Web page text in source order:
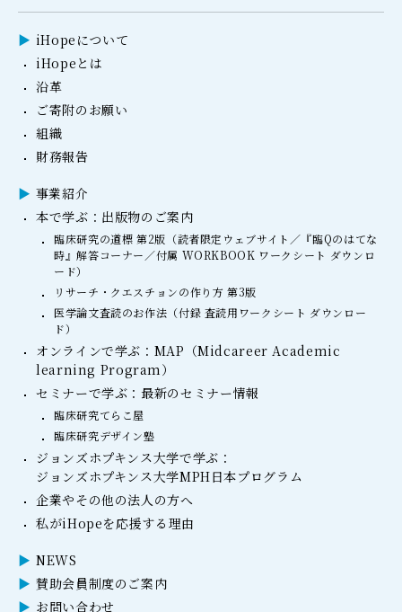
iHopeについて
iHopeとは
沿革
ご寄附のお願い
組織
財務報告
事業紹介
本で学ぶ：出版物のご案内
臨床研究の道標 第2版（読者限定ウェブサイト／『臨Qのはてな
時』解答コーナー／付属 WORKBOOK ワークシート ダウンロ
ード）
リサーチ・クエスチョンの作り方 第3版
医学論文査読のお作法（付録 査読用ワークシート ダウンロー
ド）
オンラインで学ぶ：MAP（Midcareer Academic
learning Program）
セミナーで学ぶ：最新のセミナー情報
臨床研究てらこ屋
臨床研究デザイン塾
ジョンズホプキンス大学で学ぶ：
ジョンズホプキンス大学MPH日本プログラム
企業やその他の法人の方へ
私がiHopeを応援する理由
NEWS
賛助会員制度のご案内
お問い合わせ